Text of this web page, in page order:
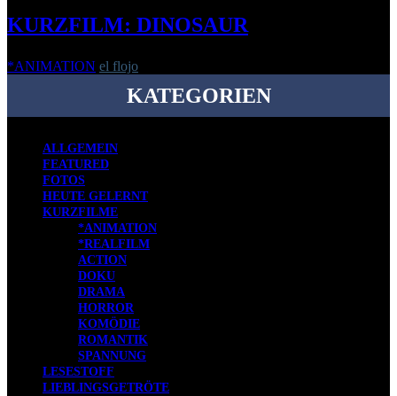
KURZFILM: DINOSAUR
*ANIMATION el flojo
KATEGORIEN
ALLGEMEIN
FEATURED
FOTOS
HEUTE GELERNT
KURZFILME
*ANIMATION
*REALFILM
ACTION
DOKU
DRAMA
HORROR
KOMÖDIE
ROMANTIK
SPANNUNG
LESESTOFF
LIEBLINGSGETRÖTE